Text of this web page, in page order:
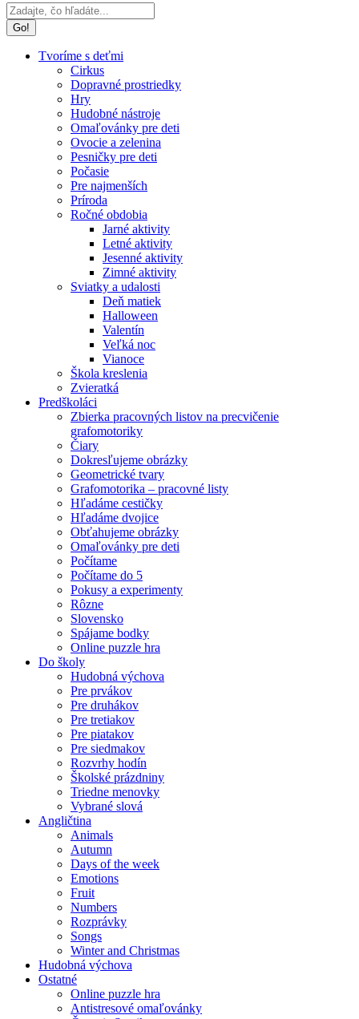
Search:
Tvoríme s deťmi
Cirkus
Dopravné prostriedky
Hry
Hudobné nástroje
Omaľovánky pre deti
Ovocie a zelenina
Pesničky pre deti
Počasie
Pre najmenších
Príroda
Ročné obdobia
Jarné aktivity
Letné aktivity
Jesenné aktivity
Zimné aktivity
Sviatky a udalosti
Deň matiek
Halloween
Valentín
Veľká noc
Vianoce
Škola kreslenia
Zvieratká
Predškoláci
Zbierka pracovných listov na precvičenie
grafomotoriky
Čiary
Dokresľujeme obrázky
Geometrické tvary
Grafomotorika – pracovné listy
Hľadáme cestičky
Hľadáme dvojice
Obťahujeme obrázky
Omaľovánky pre deti
Počítame
Počítame do 5
Pokusy a experimenty
Rôzne
Slovensko
Spájame bodky
Online puzzle hra
Do školy
Hudobná výchova
Pre prvákov
Pre druhákov
Pre tretiakov
Pre piatakov
Pre siedmakov
Rozvrhy hodín
Školské prázdniny
Triedne menovky
Vybrané slová
Angličtina
Animals
Autumn
Days of the week
Emotions
Fruit
Numbers
Rozprávky
Songs
Winter and Christmas
Hudobná výchova
Ostatné
Online puzzle hra
Antistresové omaľovánky